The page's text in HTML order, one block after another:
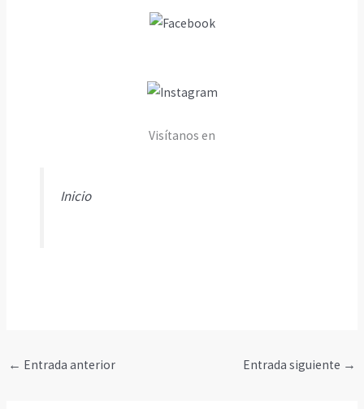
Visítanos en
Inicio
← Entrada anterior Entrada siguiente →